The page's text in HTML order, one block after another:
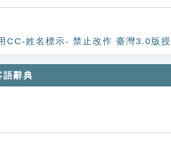
CC-姓名標示- 禁止改作 臺灣3.0版
語辭典